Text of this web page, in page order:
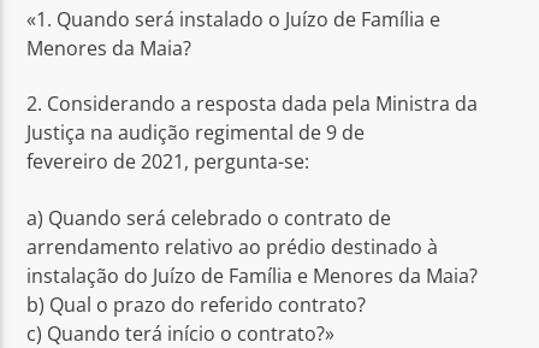
«1. Quando será instalado o Juízo de Família e
Menores da Maia?
2. Considerando a resposta dada pela Ministra da
Justiça na audição regimental de 9 de
fevereiro de 2021, pergunta-se:
a) Quando será celebrado o contrato de
arrendamento relativo ao prédio destinado à
instalação do Juízo de Família e Menores da Maia?
b) Qual o prazo do referido contrato?
c) Quando terá início o contrato?»